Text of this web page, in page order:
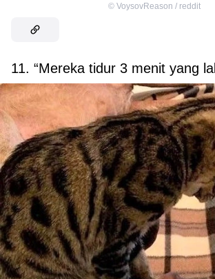
© VoysovReason / reddit
11. “Mereka tidur 3 menit yang